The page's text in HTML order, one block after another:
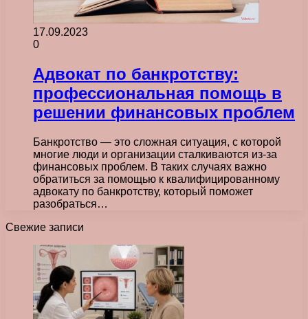
17.09.2023
0
Адвокат по банкротству:
профессиональная помощь в
решении финансовых проблем
Банкротство — это сложная ситуация, с которой
многие люди и организации сталкиваются из-за
финансовых проблем. В таких случаях важно
обратиться за помощью к квалифицированному
адвокату по банкротству, который поможет
разобраться…
Свежие записи